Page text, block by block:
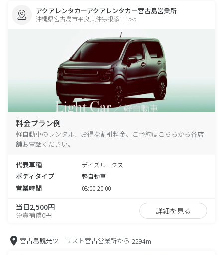
アクアレンタカーアクアレンタカー宮古島営業所
沖縄県宮古島市平良東仲宗根添1115-5
料金プラン例
軽自動車のレンタル、お得な割引料金、ご予約はこちらから各店
舗お電話ください。
代表車種 デイズルークス
ボディタイプ 軽自動車
営業時間 08:00-20:00
当日2,500円
免責補償0円 詳細を見る
宮古島観光ツーリスト宮古営業所から 2294m